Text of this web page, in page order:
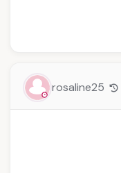
rosaline25